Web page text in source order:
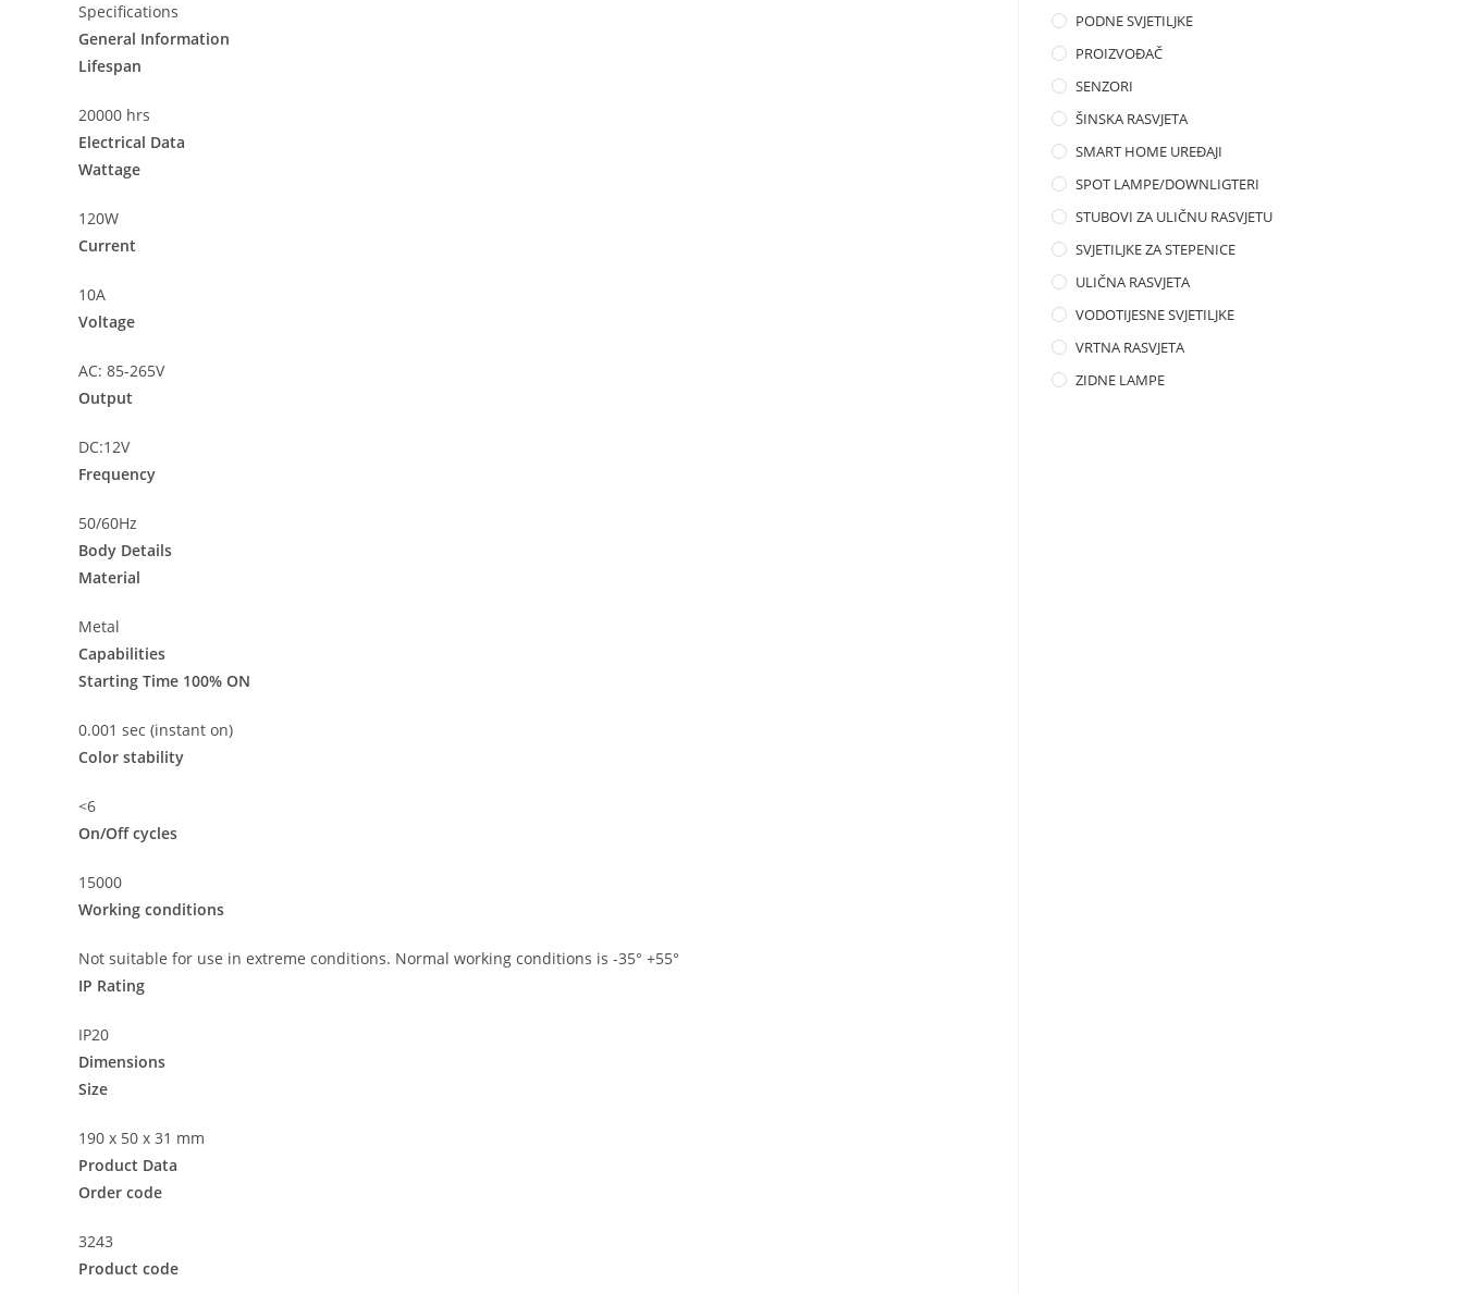
Specifications
General Information
Lifespan
20000 hrs
Electrical Data
Wattage
120W
Current
10A
Voltage
AC: 85-265V
Output
DC:12V
Frequency
50/60Hz
Body Details
Material
Metal
Capabilities
Starting Time 100% ON
0.001 sec (instant on)
Color stability
<6
On/Off cycles
15000
Working conditions
Not suitable for use in extreme conditions. Normal working conditions is -35° +55°
IP Rating
IP20
Dimensions
Size
190 x 50 x 31 mm
Product Data
Order code
3243
Product code
PODNE SVJETILJKE
PROIZVOĐAČ
SENZORI
ŠINSKA RASVJETA
SMART HOME UREĐAJI
SPOT LAMPE/DOWNLIGTERI
STUBOVI ZA ULIČNU RASVJETU
SVJETILJKE ZA STEPENICE
ULIČNA RASVJETA
VODOTIJESNE SVJETILJKE
VRTNA RASVJETA
ZIDNE LAMPE